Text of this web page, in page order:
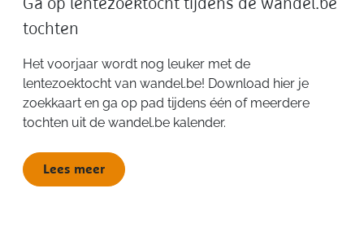
Ga op lentezoektocht tijdens de wandel.be
tochten
Het voorjaar wordt nog leuker met de
lentezoektocht van wandel.be! Download hier je
zoekkaart en ga op pad tijdens één of meerdere
tochten uit de wandel.be kalender.
Lees meer